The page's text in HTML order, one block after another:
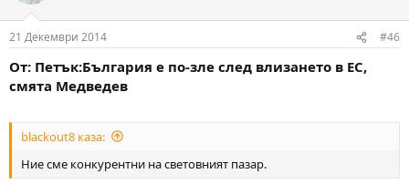
21 Декември 2014 #46
От: Петък:България е по-зле след влизането в ЕС,
смята Медведев
blackout8 каза:
Ние сме конкурентни на световният пазар.